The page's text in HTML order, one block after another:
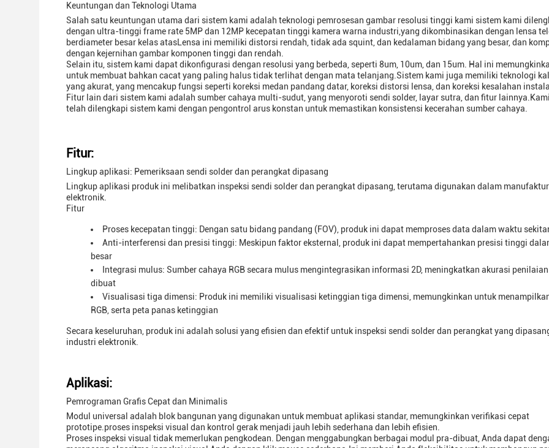
Keuntungan dan Teknologi Utama
Salah satu keuntungan utama dari sistem kami adalah teknologi pemrosesan gambar resolusi tinggi kami sistem kami
dengan ultra-tinggi frame rate 5MP dan 12MP kecepatan tinggi kamera warna industri,yang dikombinasikan dengan lensa
berdiameter besar kelas atasLensa ini memiliki distorsi rendah, tidak ada squint, dan kedalaman bidang yang besar, dan
dengan kejernihan gambar komponen tinggi dan rendah.
Selain itu, sistem kami dapat dikonfigurasi dengan resolusi yang berbeda, seperti 8um, 10um, dan 15um. Hal ini
untuk membuat bahkan cacat yang paling halus tidak terlihat dengan mata telanjang.Sistem kami juga memiliki teknologi
yang akurat, yang mencakup fungsi seperti koreksi medan pandang datar, koreksi distorsi lensa, dan koreksi kesalahan
Fitur lain dari sistem kami adalah sumber cahaya multi-sudut, yang menyoroti sendi solder, layar sutra, dan fitur
telah dilengkapi sistem kami dengan pengontrol arus konstan untuk memastikan konsistensi kecerahan sumber cahaya.
Fitur:
Lingkup aplikasi: Pemeriksaan sendi solder dan perangkat dipasang
Lingkup aplikasi produk ini melibatkan inspeksi sendi solder dan perangkat dipasang, terutama digunakan dalam manufaktur
elektronik.
Fitur
Proses kecepatan tinggi: Dengan satu bidang pandang (FOV), produk ini dapat memproses data dalam waktu
Anti-interferensi dan presisi tinggi: Meskipun faktor eksternal, produk ini dapat mempertahankan presisi tinggi
besar
Integrasi mulus: Sumber cahaya RGB secara mulus mengintegrasikan informasi 2D, meningkatkan akurasi
dibuat
Visualisasi tiga dimensi: Produk ini memiliki visualisasi ketinggian tiga dimensi, memungkinkan untuk
RGB, serta peta panas ketinggian
Secara keseluruhan, produk ini adalah solusi yang efisien dan efektif untuk inspeksi sendi solder dan perangkat yang
industri elektronik.
Aplikasi:
Pemrograman Grafis Cepat dan Minimalis
Modul universal adalah blok bangunan yang digunakan untuk membuat aplikasi standar, memungkinkan verifikasi cepat
prototipe.proses inspeksi visual dan kontrol gerak menjadi jauh lebih sederhana dan lebih efisien.
Proses inspeksi visual tidak memerlukan pengkodean. Dengan menggabungkan berbagai modul pra-dibuat, Anda dapat